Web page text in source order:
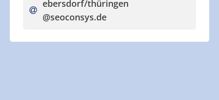
ebersdorf/thüringen
@seoconsys.de